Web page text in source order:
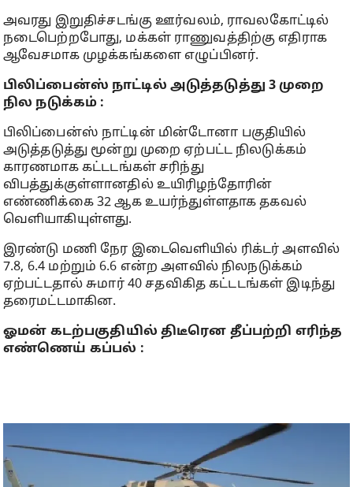
அவரது இறுதிச்சடங்கு ஊர்வலம், ராவலகோட்டில்
நடைபெற்றபோது, மக்கள் ராணுவத்திற்கு எதிராக
ஆவேசமாக முழக்கங்களை எழுப்பினர்.
பிலிப்பைன்ஸ் நாட்டில் அடுத்தடுத்து 3 முறை
நில நடுக்கம் :
பிலிப்பைன்ஸ் நாட்டின் மின்டோனா பகுதியில்
அடுத்தடுத்து மூன்று முறை ஏற்பட்ட நிலடுக்கம்
காரணமாக கட்டடங்கள் சரிந்து
விபத்துக்குள்ளானதில் உயிரிழந்தோரின்
எண்ணிக்கை 32 ஆக உயர்ந்துள்ளதாக தகவல்
வெளியாகியுள்ளது.
இரண்டு மணி நேர இடைவெளியில் ரிக்டர் அளவில்
7.8, 6.4 மற்றும் 6.6 என்ற அளவில் நிலநடுக்கம்
ஏற்பட்டதால் சுமார் 40 சதவிகித கட்டடங்கள் இடிந்து
தரைமட்டமாகின.
ஓமன் கடற்பகுதியில் திடீரென தீப்பற்றி எரிந்த
எண்ணெய் கப்பல் :